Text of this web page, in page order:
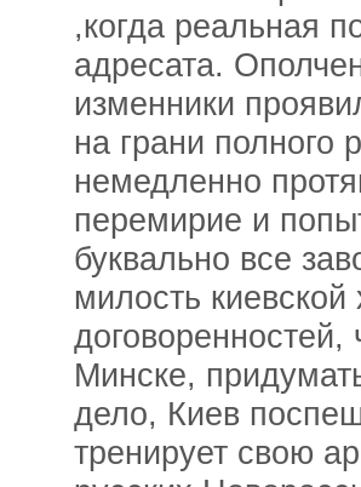
,когда реальная
адресата.
изменники
на грани полного
немедленно
перемирие и
буквально все
милость
Минске,
дело, Киев
тренирует свою